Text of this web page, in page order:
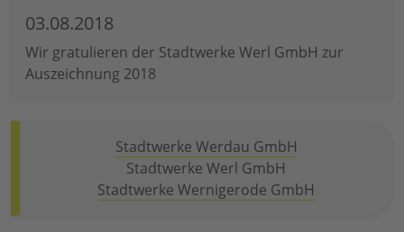
03.08.2018
Wir gratulieren der Stadtwerke Werl GmbH zur
Auszeichnung 2018
Stadtwerke Werdau GmbH
Stadtwerke Werl GmbH
Stadtwerke Wernigerode GmbH